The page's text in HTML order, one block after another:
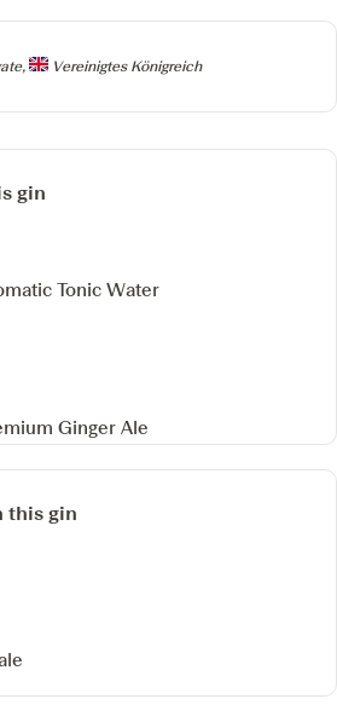
Vereinigtes Königreich
gin
Tonic Water
Ginger Ale
this gin